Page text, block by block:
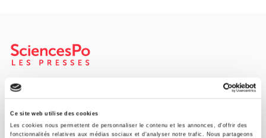
Ce site web utilise des cookies
Les cookies nous permettent de personnaliser le contenu et les annonces, d'offrir des
fonctionnalités relatives aux médias sociaux et d'analyser notre trafic. Nous partageons
Maison d'édition dédiée aux sciences humaines et sociales, les
Presses de Sciences Po participent depuis leur création en 1976
à la transmission des savoirs et des idées